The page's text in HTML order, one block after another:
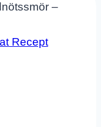
–
Recept